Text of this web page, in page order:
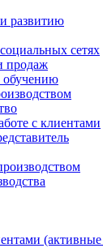
развитию
сетях
продаж
обучению
с клиентами